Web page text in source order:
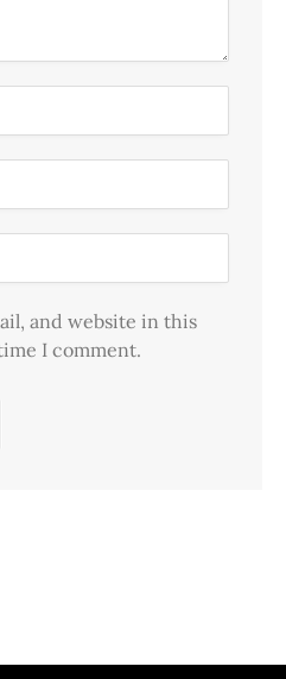
and website in this
I comment.